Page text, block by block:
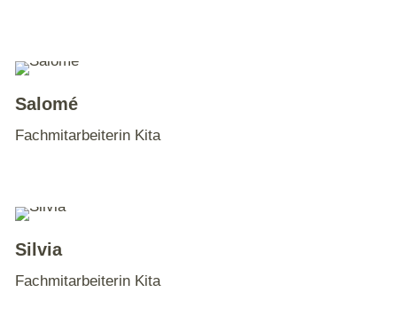
Salomé
Fachmitarbeiterin Kita
Silvia
Fachmitarbeiterin Kita